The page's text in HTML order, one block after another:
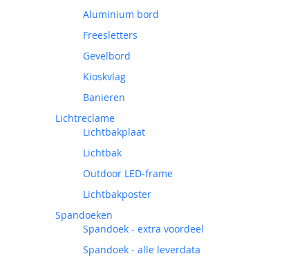
Aluminium bord
Freesletters
Gevelbord
Kioskvlag
Banieren
Lichtreclame
Lichtbakplaat
Lichtbak
Outdoor LED-frame
Lichtbakposter
Spandoeken
Spandoek - extra voordeel
Spandoek - alle leverdata